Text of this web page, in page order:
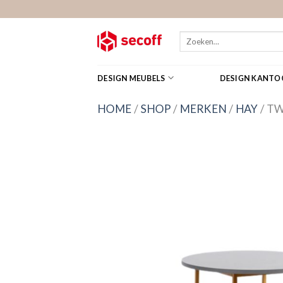
to
Zoeken
DESIGN MEUBELS DESIGN
HOME /SHOP / MERKEN / HAY /